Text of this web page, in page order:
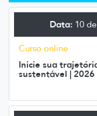
Data:10 de
Curso online
Inicie sua
sustentável | 2026